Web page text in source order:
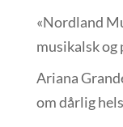
«Nordland
musikalsk og
Ariana
om dårlig